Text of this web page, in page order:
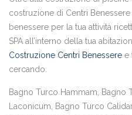
costruzione di Centri
benessere per la tua attività
SPA all’interno della tua
Costruzione Centri Benessere e
cercando.
Bagno Turco Hammam, Bagno
Laconicum, Bagno Turco